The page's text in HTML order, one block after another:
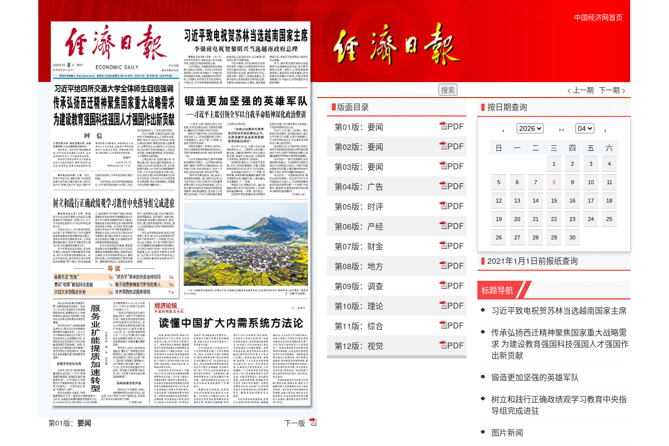
第01版： 要闻 下一版
中国经济网首页
< 上一期 下一期 >
版面目录
第01版：要闻
PDF
第02版：要闻
PDF
第03版：要闻
PDF
第04版：广告
PDF
第05版：时评
PDF
第06版：产经
PDF
第07版：财金
PDF
第08版：地方
PDF
第09版：调查
PDF
第10版：理论
PDF
第11版：综合
PDF
第12版：视觉
PDF
按日期查询
‹ ›‹ ›
日 一 二 三 四 五 六
1 2 3 4
5 6 7 8 9 10 11
12 13 14 15 16 17 18
19 20 21 22 23 24 25
26 27 28 29 30
2021年1月1日前报纸查询
标题导航
习近平致电祝贺苏林当选越南国家主席
传承弘扬西迁精神聚焦国家重大战略需
求 为建设教育强国科技强国人才强国作
出新贡献
锻造更加坚强的英雄军队
树立和践行正确政绩观学习教育中央指
导组完成进驻
图片新闻